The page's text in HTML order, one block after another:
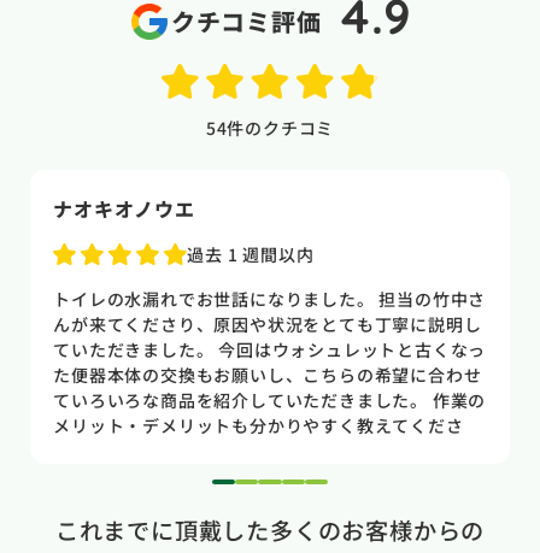
クチコミ評価 4.9
54件のクチコミ
naoki higasi
1 か月前
トイレの水漏れがあり来ていただきました。水漏れ箇
所もすぐに判明しました。10数年使用していた一体型
のトイレだった為使いやすさ等しっかりと説明してい
ただき交換する事になりました。正直痛い出費でした
が発見が早かったので壁や床の工事を考えるとまだ費
用は抑えれました。今回担当して頂いた竹中さんは人
た。 今回は2階のトイレでしたが、1階のトイレも修
た。
1 2 3 4 5
これまでに頂戴した多くのお客様からの